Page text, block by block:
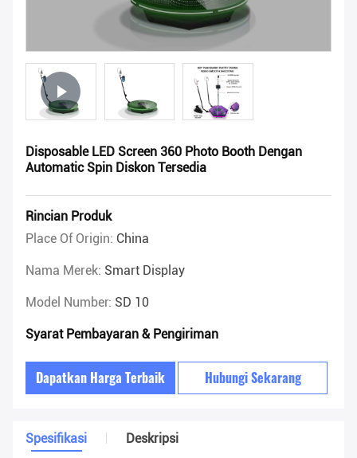
Disposable LED Screen 360 Photo Booth Dengan
Automatic Spin Diskon Tersedia
Rincian Produk
Place Of Origin: China
Nama Merek: Smart Display
Model Number: SD 10
Syarat Pembayaran & Pengiriman
Dapatkan Harga Terbaik Hubungi Sekarang
Spesifikasi Deskripsi